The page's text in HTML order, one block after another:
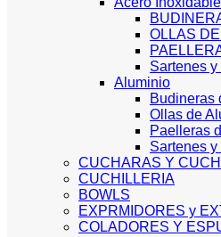
OLLAS
Sartenes
Aluminio
Budineras
Ollas de
Paelleras
Sartenes
CUCHARAS Y
CUCHILLERIA
BOWLS
EXPRMIDORES y
COLADORES Y